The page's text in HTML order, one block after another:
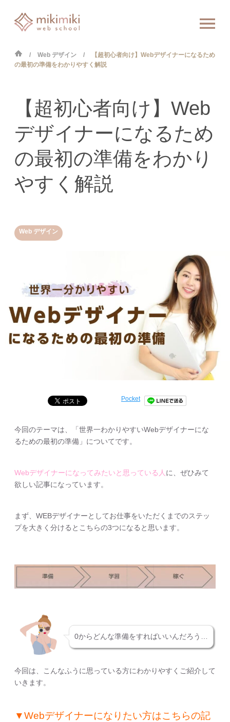
Web デザイン
【超初心者向け】Webデザイナーになるため
の最初の準備をわかりやすく解説
Web デザイン
【超初心者向け】Web
デザイナーになるため
の最初の準備をわかり
やすく解説
Pocket
今回のテーマは、「世界一わかりやすいWebデザイナーにな
るための最初の準備」についてです。
Webデザイナーになってみたいと思っている人 に、ぜひみて
欲しい記事になっています。
まず、WEBデザイナーとしてお仕事をいただくまでのステッ
プを大きく分けるとこちらの3つになると思います。
0からどんな準備をすればいいんだろう…
今回は、こんなふうに思っている方にわかりやすくご紹介して
いきます。
▼Webデザイナーになりたい方はこちらの記